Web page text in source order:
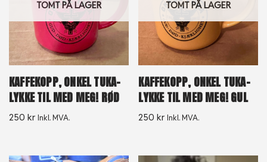
TOMT PÅ LAGER
KAFFEKOPP, ONKEL TUKA-
LYKKE TIL MED MEG! RØD
250 kr Inkl. MVA.
TOMT PÅ LAGER
KAFFEKOPP, ONKEL TUKA-
LYKKE TIL MED MEG! GUL
250kr Inkl. MVA.